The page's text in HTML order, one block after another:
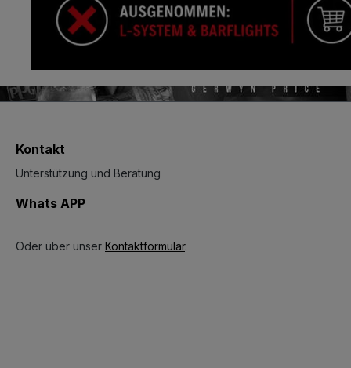
Kontakt
Unterstützung und Beratung
Whats APP
Oder über unser Kontaktformular.